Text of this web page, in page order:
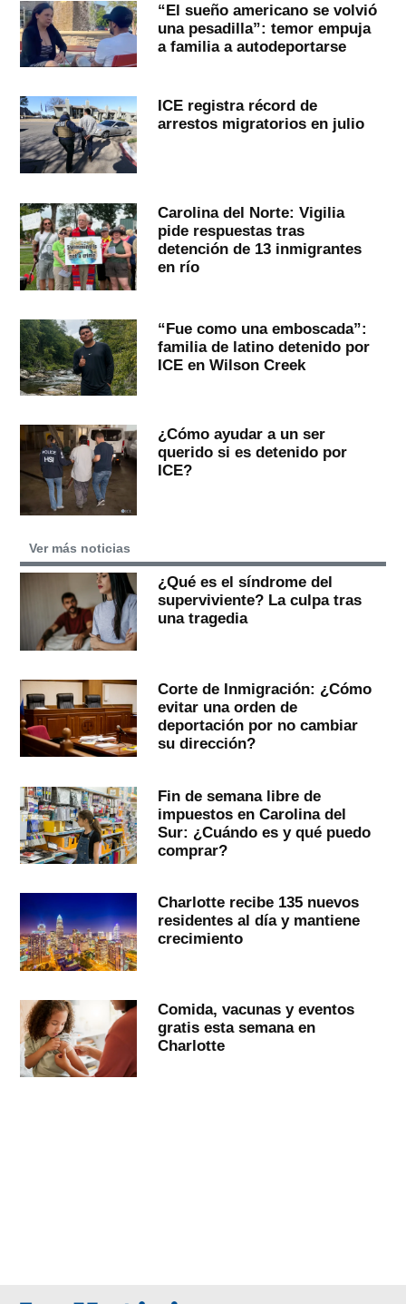
“El sueño americano se volvió
una pesadilla”: temor empuja
a familia a autodeportarse
ICE registra récord de
arrestos migratorios en julio
Carolina del Norte: Vigilia
pide respuestas tras
detención de 13 inmigrantes
en río
“Fue como una emboscada”:
familia de latino detenido por
ICE en Wilson Creek
¿Cómo ayudar a un ser
querido si es detenido por
ICE?
Ver más noticias
¿Qué es el síndrome del
superviviente? La culpa tras
una tragedia
Corte de Inmigración: ¿Cómo
evitar una orden de
deportación por no cambiar
su dirección?
Fin de semana libre de
impuestos en Carolina del
Sur: ¿Cuándo es y qué puedo
comprar?
Charlotte recibe 135 nuevos
residentes al día y mantiene
crecimiento
Comida, vacunas y eventos
gratis esta semana en
Charlotte